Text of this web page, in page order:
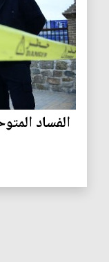
الفساد